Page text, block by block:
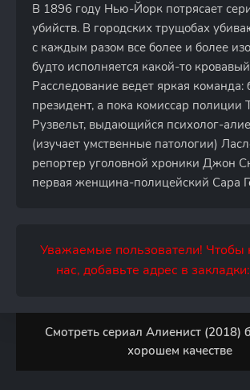
В 1896 году Нью-Йорк потрясает
убийств. В городских трущобах
с каждым разом все более и более
будто исполняется какой-то
Расследование ведет яркая
президент, а пока комиссар полиции
Рузвельт, выдающийся психолог-
(изучает умственные патологии)
репортер уголовной хроники Джон
первая женщина-полицейский Сара
Уважаемые пользователи! Чтобы
нас, добавьте адрес в
Смотреть сериал Алиенист (2018)
хорошем качестве